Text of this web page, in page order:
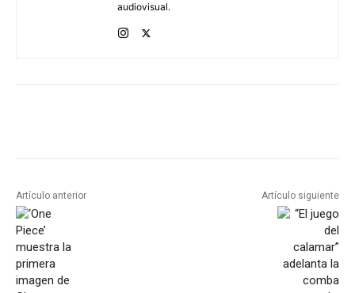
audiovisual.
Artículo anterior Artículo siguiente